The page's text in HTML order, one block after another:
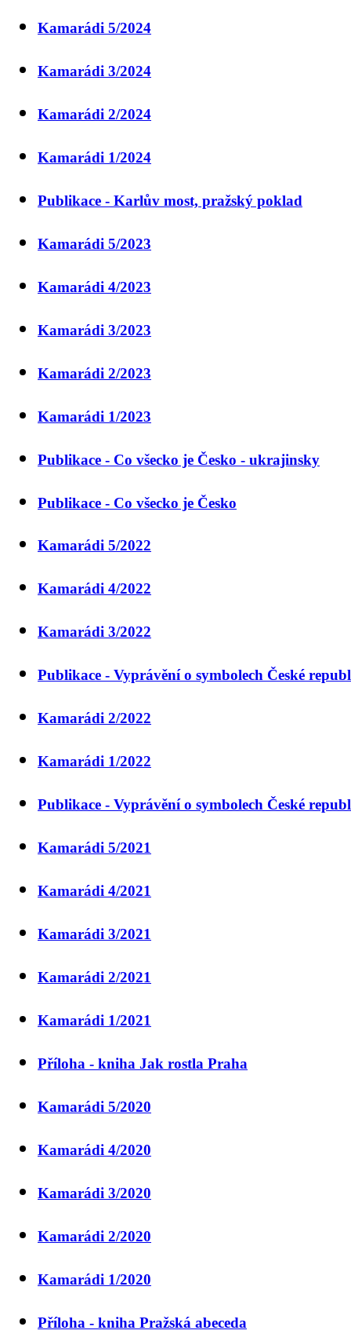
Kamarádi 5/2024
Kamarádi 3/2024
Kamarádi 2/2024
Kamarádi 1/2024
Publikace - Karlův most, pražský poklad
Kamarádi 5/2023
Kamarádi 4/2023
Kamarádi 3/2023
Kamarádi 2/2023
Kamarádi 1/2023
Publikace - Co všecko je Česko - ukrajinsky
Publikace - Co všecko je Česko
Kamarádi 5/2022
Kamarádi 4/2022
Kamarádi 3/2022
Publikace - Vyprávění o symbolech České
Kamarádi 2/2022
Kamarádi 1/2022
Publikace - Vyprávění o symbolech České
Kamarádi 5/2021
Kamarádi 4/2021
Kamarádi 3/2021
Kamarádi 2/2021
Kamarádi 1/2021
Příloha - kniha Jak rostla Praha
Kamarádi 5/2020
Kamarádi 4/2020
Kamarádi 3/2020
Kamarádi 2/2020
Kamarádi 1/2020
Příloha - kniha Pražská abeceda